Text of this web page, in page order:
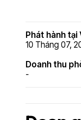
Phát hành tại
10 Tháng 07,
Doanh thu
-